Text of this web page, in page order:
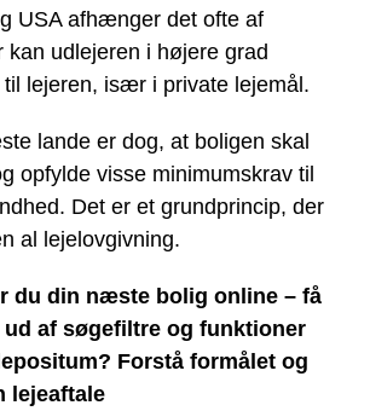
USA afhænger det ofte af
kan udlejeren i højere grad
lejeren, især i private lejemål.
lande er dog, at boligen skal
opfylde visse minimumskrav til
Det er et grundprincip, der
al lejelovgivning.
du din næste bolig online – få
af søgefiltre og funktioner
Forstå formålet og
lejeaftale